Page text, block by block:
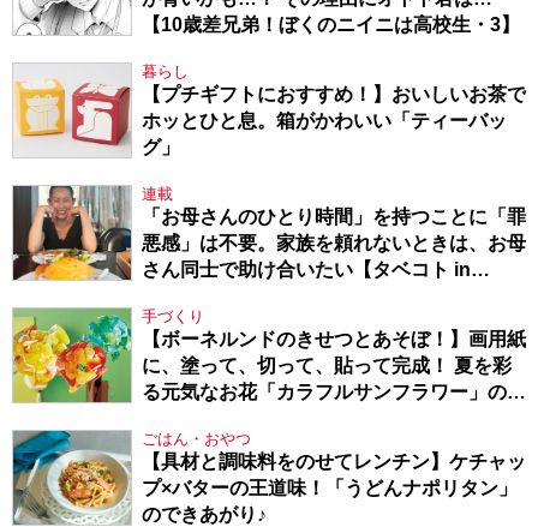
【10歳差兄弟！ぼくのニイニは高校生・3】
暮らし
【プチギフトにおすすめ！】おいしいお茶で
ホッとひと息。箱がかわいい「ティーバッ
グ」
連載
「お母さんのひとり時間」を持つことに「罪
悪感」は不要。家族を頼れないときは、お母
さん同士で助け合いたい【タベコト in
手づくり
【ボーネルンドのきせつとあそぼ！】画用紙
に、塗って、切って、貼って完成！ 夏を彩
る元気なお花「カラフルサンフラワー」の作
ごはん・おやつ
【具材と調味料をのせてレンチン】ケチャッ
プ×バターの王道味！「うどんナポリタン」
のできあがり♪